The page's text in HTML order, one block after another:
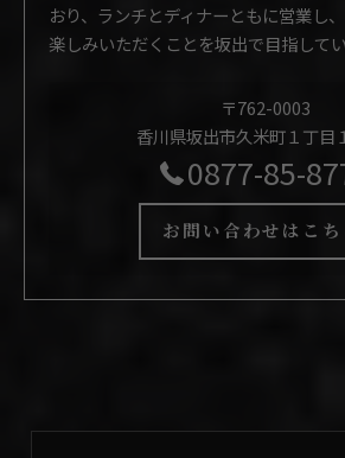
おり、ランチとディナーともに営業し
楽しみいただくことを坂出で目指してい
〒762-0003
香川県坂出市久米町１丁目
0877-85-
お問い合わせはこち